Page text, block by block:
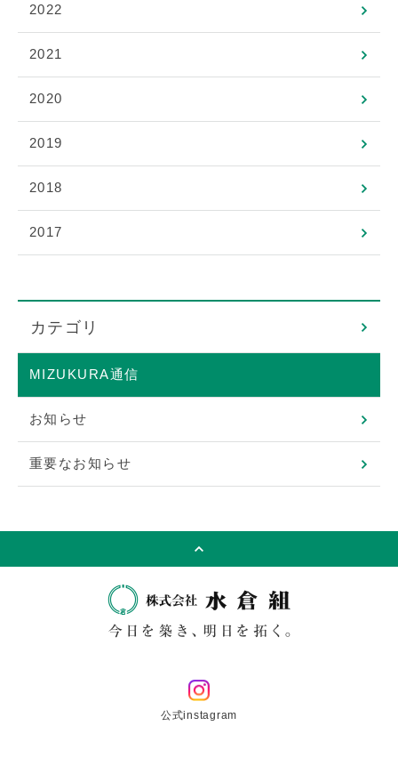
2022
2021
2020
2019
2018
2017
カテゴリ
MIZUKURA通信
お知らせ
重要なお知らせ
公式instagram